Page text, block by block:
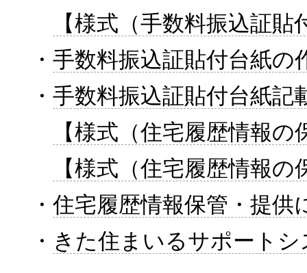
【様式（手数料振込証貼
・ 手数料振込証貼付台紙の
・ 手数料振込証貼付台紙記
【様式（住宅履歴情報
【様式（住宅履歴情報
・ 住宅履歴情報保管・提供
・ きた住まいるサポート